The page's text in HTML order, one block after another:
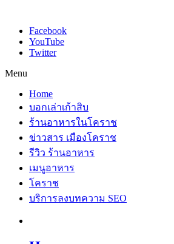
Facebook
YouTube
Twitter
Menu
Home
บอกเล่าเก้าสิบ
ร้านอาหารในโคราช
ข่าวสาร เมืองโคราช
รีวิว ร้านอาหาร
เมนูอาหาร
โคราช
บริการลงบทความ SEO